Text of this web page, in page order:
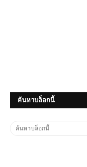
ค้นหาบล็อกนี้
(PC) Naruto: